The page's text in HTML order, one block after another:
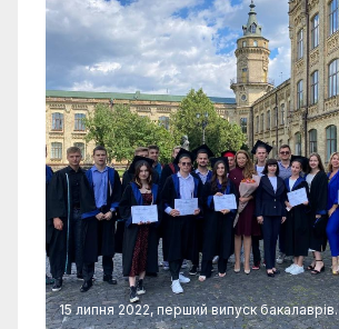
15 липня 2022, перший випуск бакалаврів.